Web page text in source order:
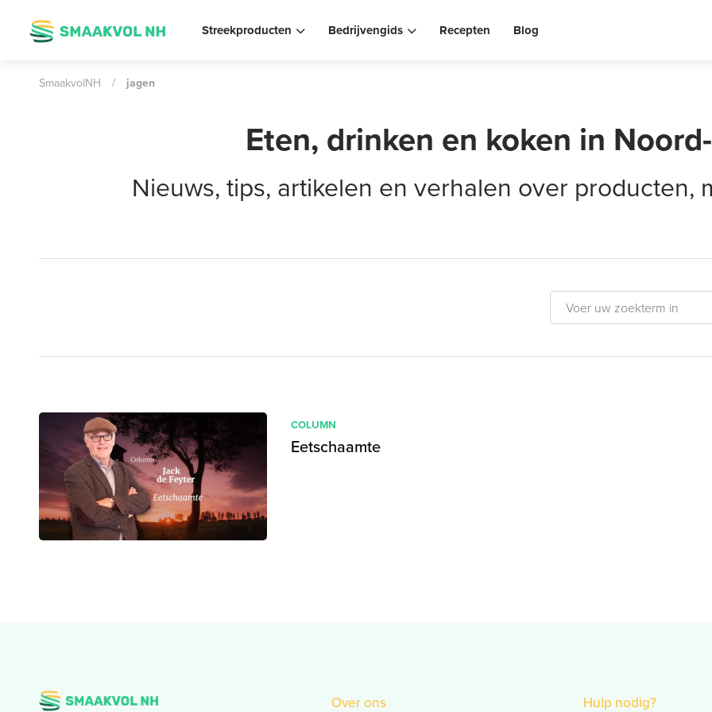
Streekproducten Bedrijvengids Recepten Blog
SmaakvolNH / jagen
Eten, drinken en koken in
Nieuws, tips, artikelen en verhalen over producten,
COLUMN
Eetschaamte
Over ons Hulp nodig?